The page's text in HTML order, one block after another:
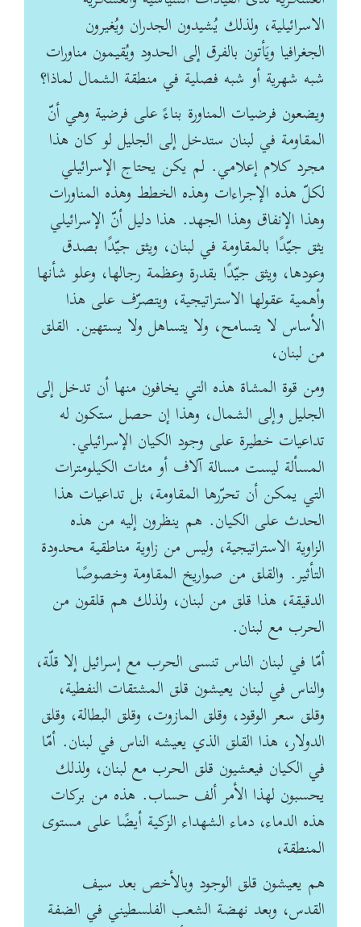
الاسرائيلية، ‏ولذلك يُشيدون الجدران ويُغيرون
الجغرافيا ويَأتون بالفرق إلى الحدود ويُقيمون مناورات
شبه شهرية أو ‏شبه فصلية في منطقة الشمال لماذا؟
ويضعون فرضيات المناورة بناءً على فرضية وهي أنّ
المقاومة في لبنان ‏ستدخل إلى الجليل لو كان هذا
مجرد كلام إعلامي. لم يكن يحتاج الإسرائيلي
لكلّ هذه الإجراءات ‏وهذه الخطط وهذه المناورات
وهذا الإنفاق وهذا الجهد. هذا دليل أنّ الإسرائيلي
يثق جيّدًا بالمقاومة ‏في لبنان، ويثق جيّدًا بصدق
وعودها، ويثق جيّدًا بقدرة وعظمة رجالها، وعلو شأنها
وأهمية ‏عقولها الاستراتيجية، ويتصرّف على هذا
الأساس لا يتسامح، ولا يتساهل ولا يستهين.‏ القلق
من لبنان،
ومن قوة المشاة هذه التي يخافون منها أن تدخل إلى
الجليل وإلى الشمال، وهذا إن ‏حصل ستكون له
تداعيات خطيرة على وجود الكيان الإسرائيلي.
المسألة ليست مسالة آلاف أو ‏مئات الكيلومترات
التي يمكن أن تحرّرها المقاومة، بل تداعيات هذا
الحدث على الكيان. هم ‏ينظرون إليه من هذه
الزاوية الاستراتيجية، وليس من زاوية مناطقية محدودة
التأثير. والقلق من ‏صواريخ المقاومة وخصوصًا
الدقيقة، هذا قلق من لبنان، ولذلك هم قلقون من
الحرب مع لبنان.
أمّا ‏في لبنان الناس تنسى الحرب مع إسرائيل إلا قلّة،
والناس في لبنان يعيشون قلق المشتقات النفطية،
‏وقلق سعر الوقود، وقلق المازوت، وقلق البطالة، وقلق
الدولار، هذا القلق الذي يعيشه الناس في ‏لبنان. أمّا
في الكيان فيعشيون قلق الحرب مع لبنان، ولذلك
يحسبون لهذا الأمر ألف حساب.‏ هذه من بركات
هذه الدماء، دماء الشهداء الزكية أيضًا على مستوى
المنطقة،
هم يعيشون قلق ‏الوجود وبالأخص بعد سيف
القدس، وبعد نهضة الشعب الفلسطيني في الضفة